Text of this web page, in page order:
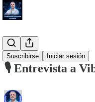
Suscribirse Iniciar sesión
#Blog
🎙️ Entrevista a